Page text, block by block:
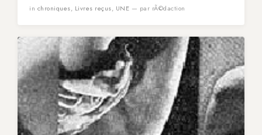
in chroniques, Livres reçus, UNE — par rÃ©daction